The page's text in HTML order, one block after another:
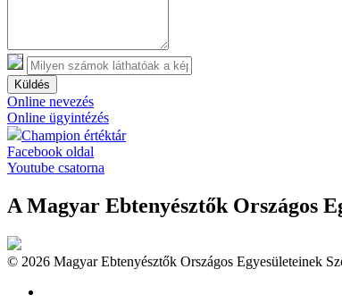
Küldés
Online nevezés
Online ügyintézés
Champion értéktár
Facebook oldal
Youtube csatorna
A Magyar Ebtenyésztők Országos
© 2026 Magyar Ebtenyésztők Országos Egyesületeinek